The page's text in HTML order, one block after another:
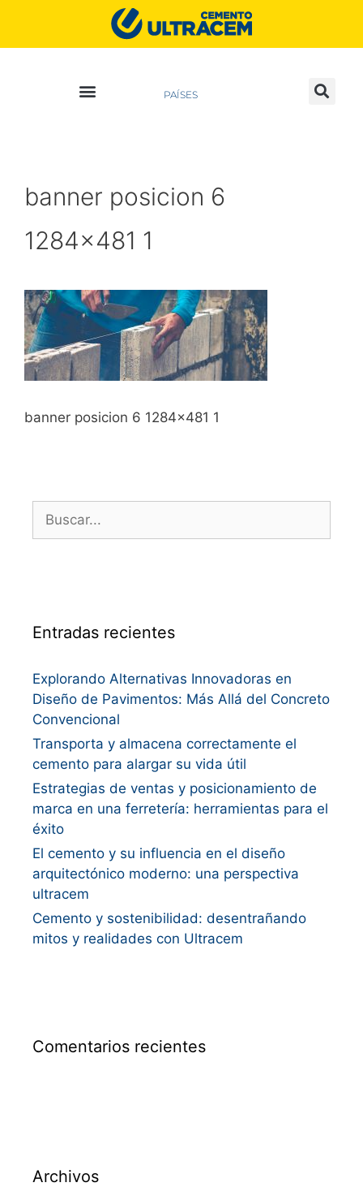
PAÍSES
banner posicion 6
1284×481 1
banner posicion 6 1284×481 1
Entradas recientes
Explorando Alternativas Innovadoras en
Diseño de Pavimentos: Más Allá del Concreto
Convencional
Transporta y almacena correctamente el
cemento para alargar su vida útil
Estrategias de ventas y posicionamiento de
marca en una ferretería: herramientas para el
éxito
El cemento y su influencia en el diseño
arquitectónico moderno: una perspectiva
ultracem
Cemento y sostenibilidad: desentrañando
mitos y realidades con Ultracem
Comentarios recientes
Archivos